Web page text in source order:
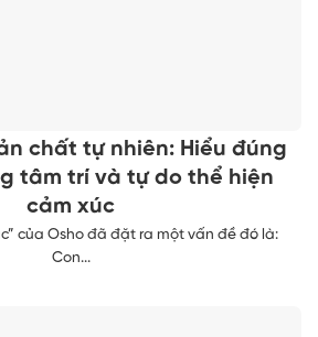
chất tự nhiên: Hiểu đúng
tâm trí và tự do thể hiện
cảm xúc
của Osho đã đặt ra một vấn đề đó là:
Con...